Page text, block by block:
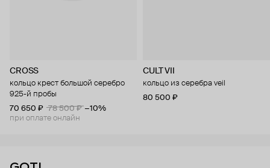
CROSS
кольцо крест большой серебро
925-й пробы
70 650 ₽
78 500 ₽ −10%
при оплате онлайн
CULT VII
кольцо из серебра veil
80 500 ₽